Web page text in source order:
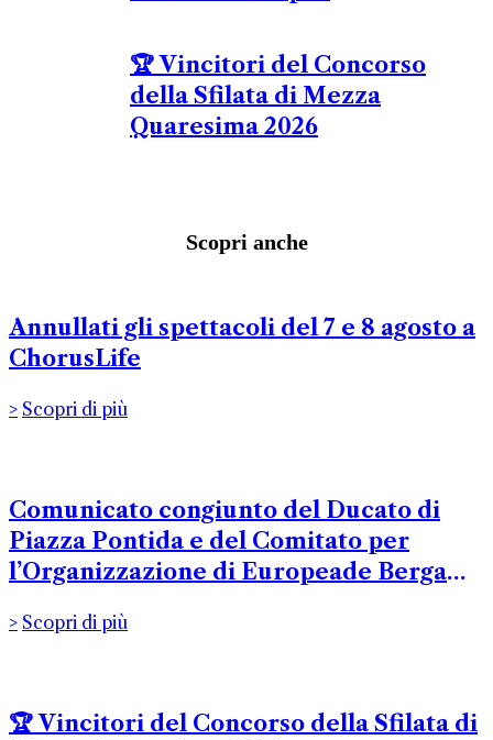
Europeade Bergamo 2026
🏆 Vincitori del Concorso
della Sfilata di Mezza
Quaresima 2026
Scopri anche
Annullati gli spettacoli del 7 e 8 agosto a
ChorusLife
Scopri di più
Comunicato congiunto del Ducato di
Piazza Pontida e del Comitato per
l’Organizzazione di Europeade Bergamo
Scopri di più
🏆 Vincitori del Concorso della Sfilata di